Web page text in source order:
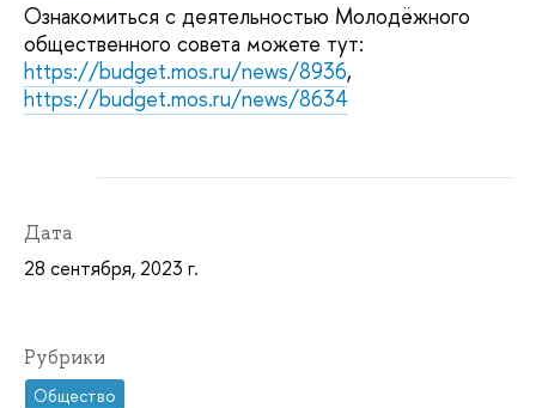
Ознакомиться с деятельностью Молодёжного
общественного совета можете тут:
https://budget.mos.ru/news/8936,
https://budget.mos.ru/news/8634
Дата
28 сентября, 2023 г.
Рубрики
Общество